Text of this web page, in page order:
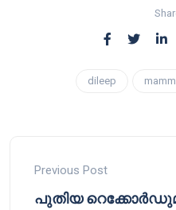
dileep
Previous Post
പുതിയ